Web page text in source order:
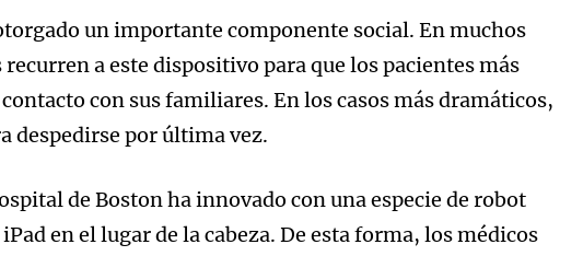
un importante componente social. En muchos
a este dispositivo para que los pacientes más
con sus familiares. En los casos más dramáticos,
despedirse por última vez.
de Boston ha innovado con una especie de robot
en el lugar de la cabeza. De esta forma, los médicos